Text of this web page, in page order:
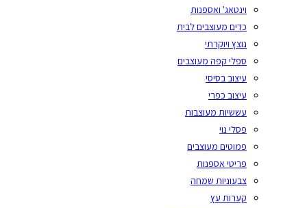
וינטאג' ואספנות
כדים מעוצבים לבית
נוצץ ויוקרתי
ספלי קפה מעוצבים
עיצוב בסיסי
עיצוב כפרי
עששיות מעוצבות
פסלי נוי
פמוטים מעוצבים
פריטי אספנות
צבעוניות שמחה
קערות עץ